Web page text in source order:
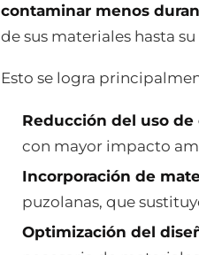
contaminar menos
de sus materiales hasta
Esto se logra
Reducción del uso
con mayor impacto
Incorporación de
puzolanas, que
Optimización del